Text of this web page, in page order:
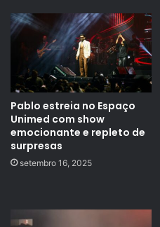
Pablo estreia no Espaço
Unimed com show
emocionante e repleto de
surpresas
setembro 16, 2025